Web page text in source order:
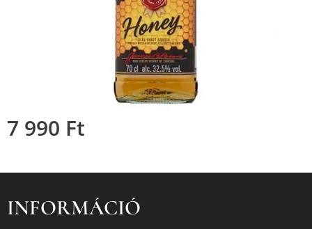
7 990 Ft
INFORMÁCIÓ